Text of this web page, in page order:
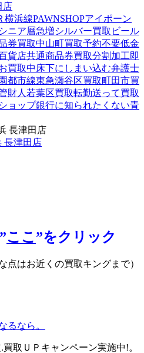
店
横浜線PAWNSHOPアイポーン
シニア層急増シルバー買取 ビール
券買取中山町買取予約不要低金
貨店共通商品券買取分割加工即
買取中 床下にしまい込む弁護士
都市線東急瀬谷区買取町田市買
財人 若葉区買取転勤送って買取
ョップ銀行に知られたくない青
長津田店
ここ”をクリック
点はお近くの買取キングまで）
るなら。
取ＵＰキャンペーン実施中!。